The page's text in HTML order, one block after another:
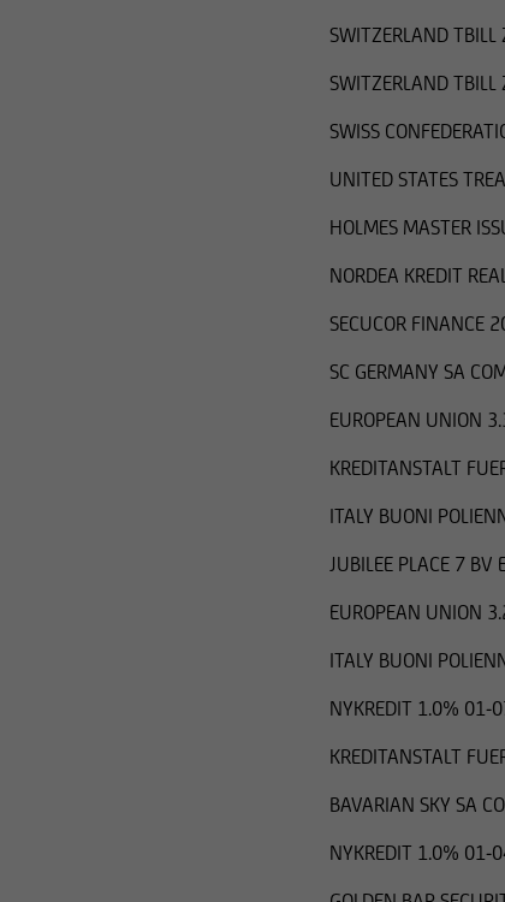
SWITZERLAND
SWITZERLAND
SWISS
UNITED STATES
HOLMES MASTER
NORDEA KREDIT
SECUCOR
SC GERMANY SA
EUROPEAN UNION
KREDITANSTALT
ITALY BUONI
JUBILEE PLACE 7
EUROPEAN UNION
ITALY BUONI
NYKREDIT 1.0% 01-
KREDITANSTALT
BAVARIAN SKY SA
NYKREDIT 1.0% 01-